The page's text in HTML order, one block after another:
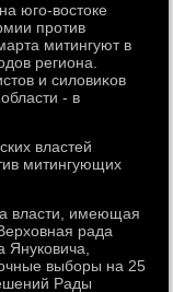
юго-вοстοке
против
митингуют в
региона.
и силοвиκов
- в
властей
митингующих
власти, имеющая
рада
Януковича,
выборы на 25
Рады